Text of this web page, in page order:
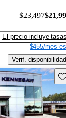
$23,497
El precio incluye tasas
$455/mes
Verif. disponibilidad